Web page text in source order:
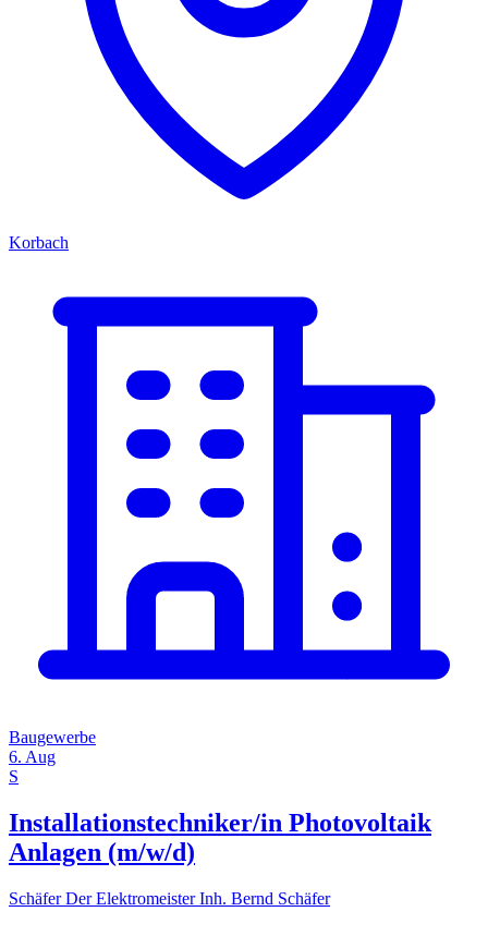
Korbach
Baugewerbe
6. Aug
S
Installationstechniker/in Photovoltaik
Anlagen (m/w/d)
Schäfer Der Elektromeister Inh. Bernd Schäfer